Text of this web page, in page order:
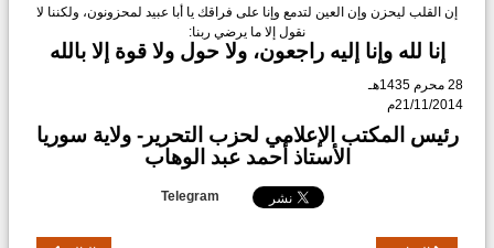
إن القلب ليحزن وإن العين لتدمع وإنا على فراقك يا أبا عبيد لمحزونون، ولكننا لا
نقول إلا ما يرضي ربنا:
إنا لله وإنا إليه راجعون، ولا حول ولا قوة إلا بالله
28 محرم 1435هـ
21/11/2014م
رئيس المكتب الإعلامي لحزب التحرير- ولاية سوريا
الأستاذ أحمد عبد الوهاب
Telegram